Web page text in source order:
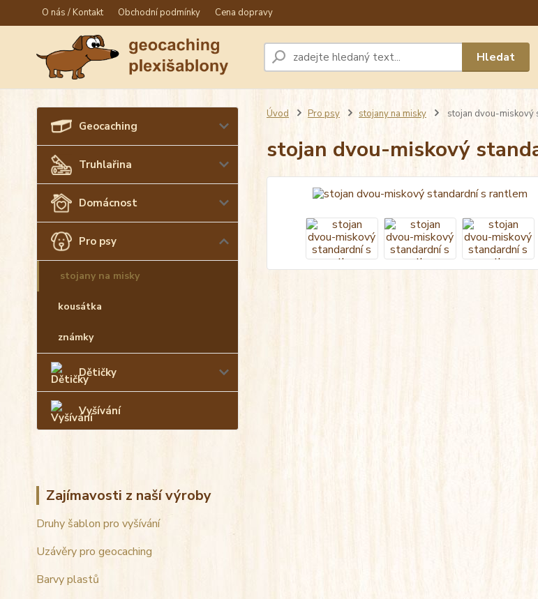
O nás / Kontakt Obchodní podmínky Cena dopravy
Hledat
Geocaching
Truhlařina
Domácnost
Pro psy
stojany na misky
kousátka
známky
Dětičky
Vyšívání
Zajímavosti z naší výroby
Druhy šablon pro vyšívání
Uzávěry pro geocaching
Barvy plastů
Úvod Pro psy stojany na misky stojan dvou-miskový
stojan dvou-miskový